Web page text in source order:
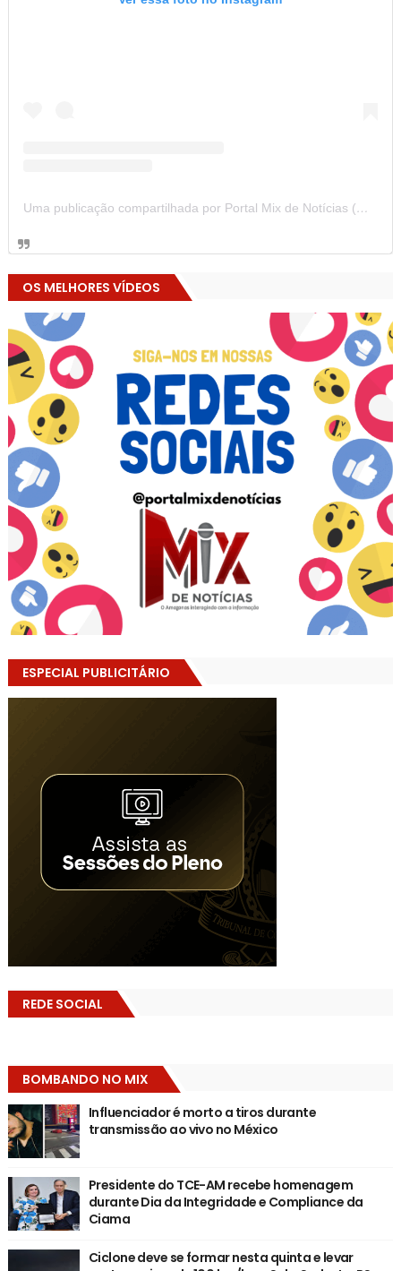
Uma publicação compartilhada por Portal Mix de Notícias (@portalmixdenoticias)
OS MELHORES VÍDEOS
ESPECIAL PUBLICITÁRIO
REDE SOCIAL
BOMBANDO NO MIX
Influenciador é morto a tiros durante
transmissão ao vivo no México
Presidente do TCE-AM recebe homenagem
durante Dia da Integridade e Compliance da
Ciama
Ciclone deve se formar nesta quinta e levar